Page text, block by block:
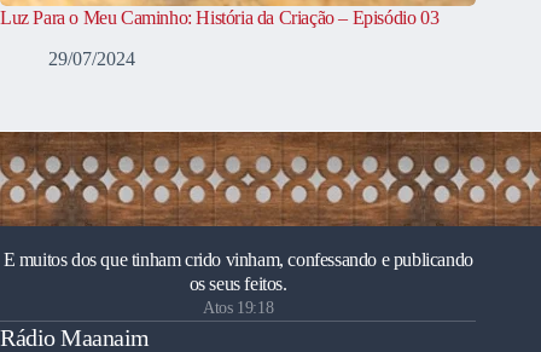
Luz Para o Meu Caminho: História da Criação – Episódio 03
29/07/2024
E muitos dos que tinham crido vinham, confessando e publicando
os seus feitos.
Atos 19:18
Rádio Maanaim